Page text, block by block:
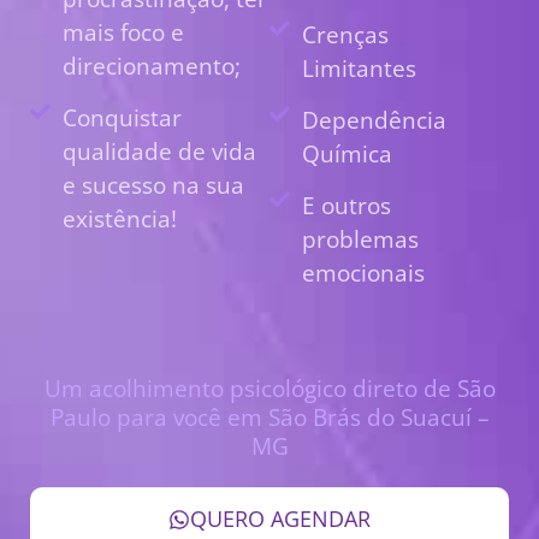
mais foco e
direcionamento;
Conquistar
qualidade de vida
e sucesso na sua
existência!
Crenças
Limitantes
Dependência
Química
E outros
problemas
emocionais
Um acolhimento psicológico direto de São
Paulo para você em São Brás do Suacuí –
MG
QUERO AGENDAR